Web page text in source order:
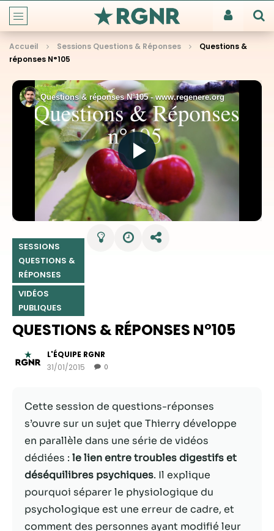
Accueil Sessions Questions & Réponses
Questions &
réponses N°105
SESSIONS
QUESTIONS &
RÉPONSES
VIDÉOS
PUBLIQUES
QUESTIONS & RÉPONSES N°105
L'ÉQUIPE RGNR
31/01/2015
0
Cette session de questions-réponses
s’ouvre sur un sujet que Thierry développe
en parallèle dans une série de vidéos
dédiées : le lien entre troubles digestifs et
déséquilibres psychiques. Il explique
pourquoi séparer le physiologique du
psychologique est une erreur de cadre, et
comment des personnes ayant modifié leur
Nécessaire
Ces cookies ne
sont pas
facultatifs. Ils
sont
nécessaires au
fonctionnement